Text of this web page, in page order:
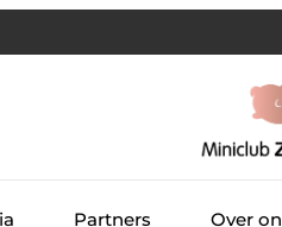
Partners Over ons